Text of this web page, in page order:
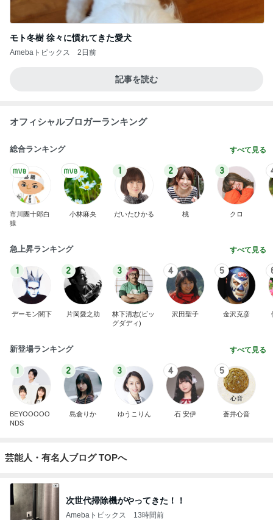
モト冬樹 徐々に慣れてきた愛犬
Amebaトピックス 2日前
記事を読む
オフィシャルブロガーランキング
総合ランキング すべて見る
市川團十郎白
猿
小林麻央
1
だいたひかる
2
桃
3
クロ
急上昇ランキング すべて見る
1
デーモン閣下
2
片岡愛之助
3
林下清志(ビッ
グダディ)
4
沢田聖子
5
金沢克彦
新登場ランキング すべて見る
1
BEYOOOOO
NDS
2
島倉りか
3
ゆうこりん
4
石 安伊
5
蒼井心音
芸能人・有名人ブログ TOPへ
次世代掃除機がやってきた！！
Amebaトピックス 13時間前